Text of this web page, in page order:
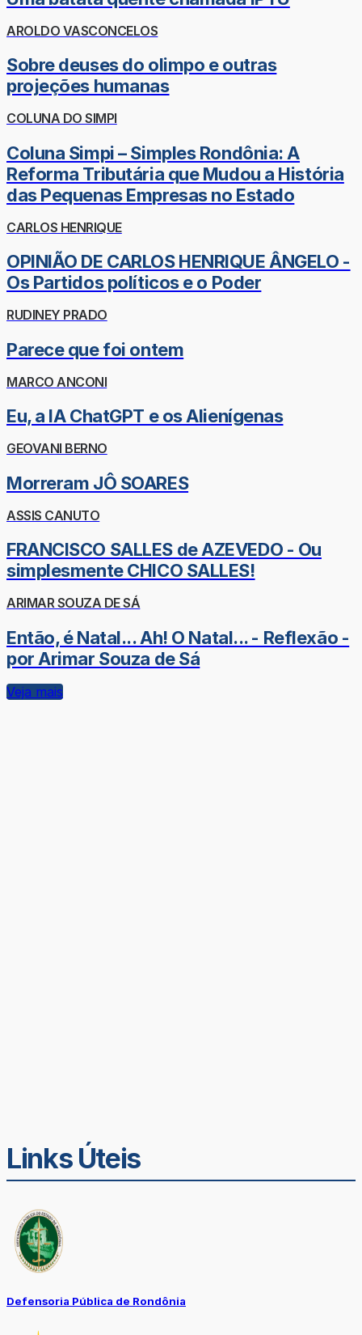
AROLDO VASCONCELOS
Sobre deuses do olimpo e outras
projeções humanas
COLUNA DO SIMPI
Coluna Simpi – Simples Rondônia: A
Reforma Tributária que Mudou a História
das Pequenas Empresas no Estado
CARLOS HENRIQUE
OPINIÃO DE CARLOS HENRIQUE ÂNGELO -
Os Partidos políticos e o Poder
RUDINEY PRADO
Parece que foi ontem
MARCO ANCONI
Eu, a IA ChatGPT e os Alienígenas
GEOVANI BERNO
Morreram JÔ SOARES
ASSIS CANUTO
FRANCISCO SALLES de AZEVEDO - Ou
simplesmente CHICO SALLES!
ARIMAR SOUZA DE SÁ
Então, é Natal... Ah! O Natal... - Reflexão -
por Arimar Souza de Sá
Veja mais
Links Úteis
Defensoria Pública de Rondônia